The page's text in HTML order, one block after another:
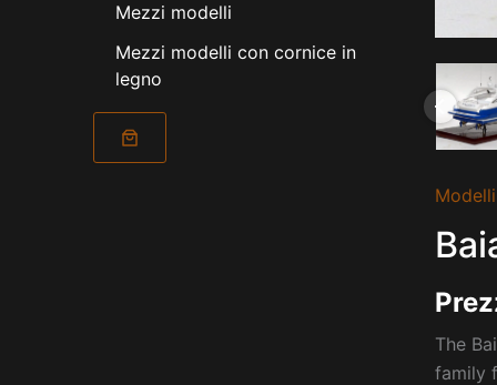
Mezzi modelli
Mezzi modelli con cornice in
legno
The
family